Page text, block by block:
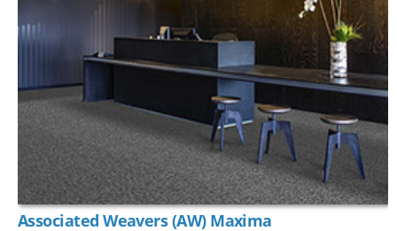
Associated Weavers (AW) Maxima